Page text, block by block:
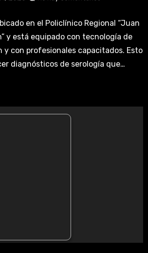
en el Policlínico Regional “Juan
y está equipado con tecnología de
y con profesionales capacitados. Esto
diagnósticos de serología que…